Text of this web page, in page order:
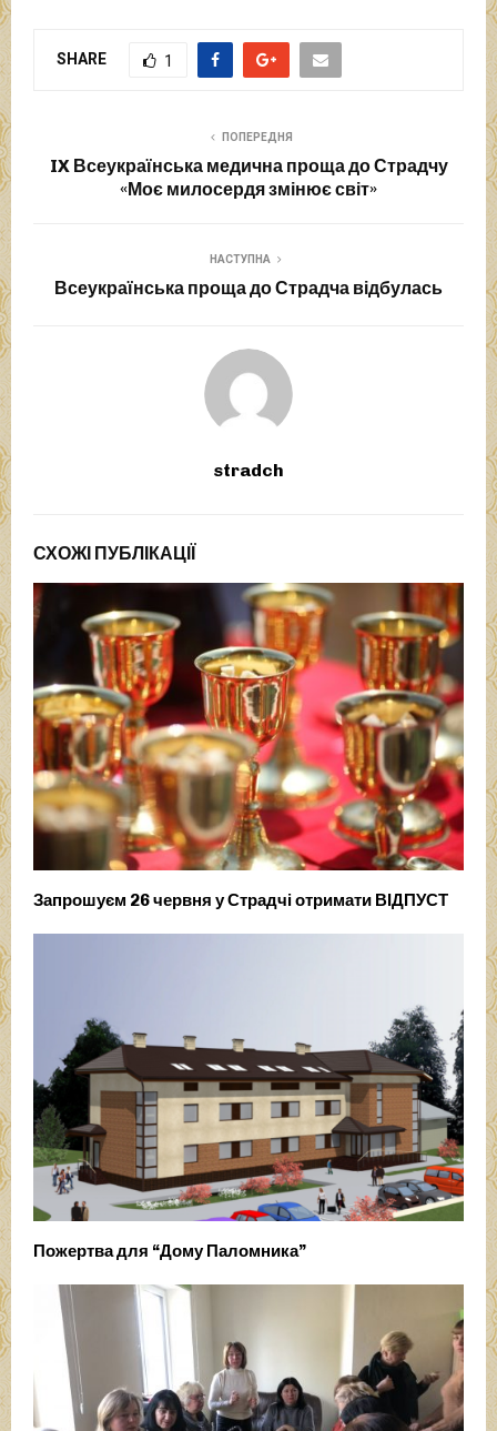
SHARE 1
ПОПЕРЕДНЯ
IX Всеукраїнська медична проща до Страдчу
«Моє милосердя змінює світ»
НАСТУПНА
Всеукраїнська проща до Страдча відбулась
stradch
СХОЖІ ПУБЛІКАЦІЇ
Запрошуєм 26 червня у Страдчі отримати ВІДПУСТ
Пожертва для “Дому Паломника”